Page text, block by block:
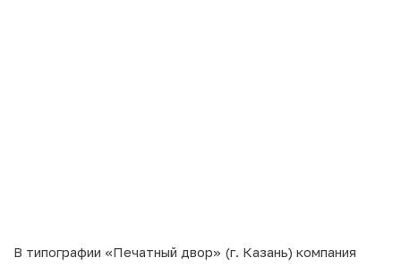
В типографии «Печатный двор» (г. Казань) компания